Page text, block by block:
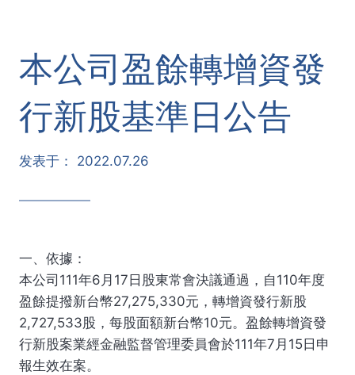
本公司盈餘轉增資發
行新股基準日公告
发表于： 2022.07.26
一、依據：
本公司111年6月17日股東常會決議通過，自110年度
盈餘提撥新台幣27,275,330元，轉增資發行新股
2,727,533股，每股面額新台幣10元。盈餘轉增資發
行新股案業經金融監督管理委員會於111年7月15日申
報生效在案。